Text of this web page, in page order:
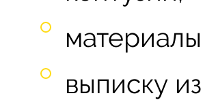
выписку